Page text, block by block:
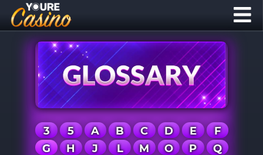
3 5 A B C D E
F
G
H J L M O P
Q